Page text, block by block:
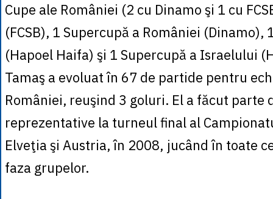
Cupe ale României (2 cu Dinamo şi 1 cu
(FCSB), 1 Supercupă a României (Dinamo),
(Hapoel Haifa) şi 1 Supercupă a Israelului
Tamaş a evoluat în 67 de partide pentru
României, reuşind 3 goluri. El a făcut parte
reprezentative la turneul final al
Elveţia şi Austria, în 2008, jucând în toate
faza grupelor.